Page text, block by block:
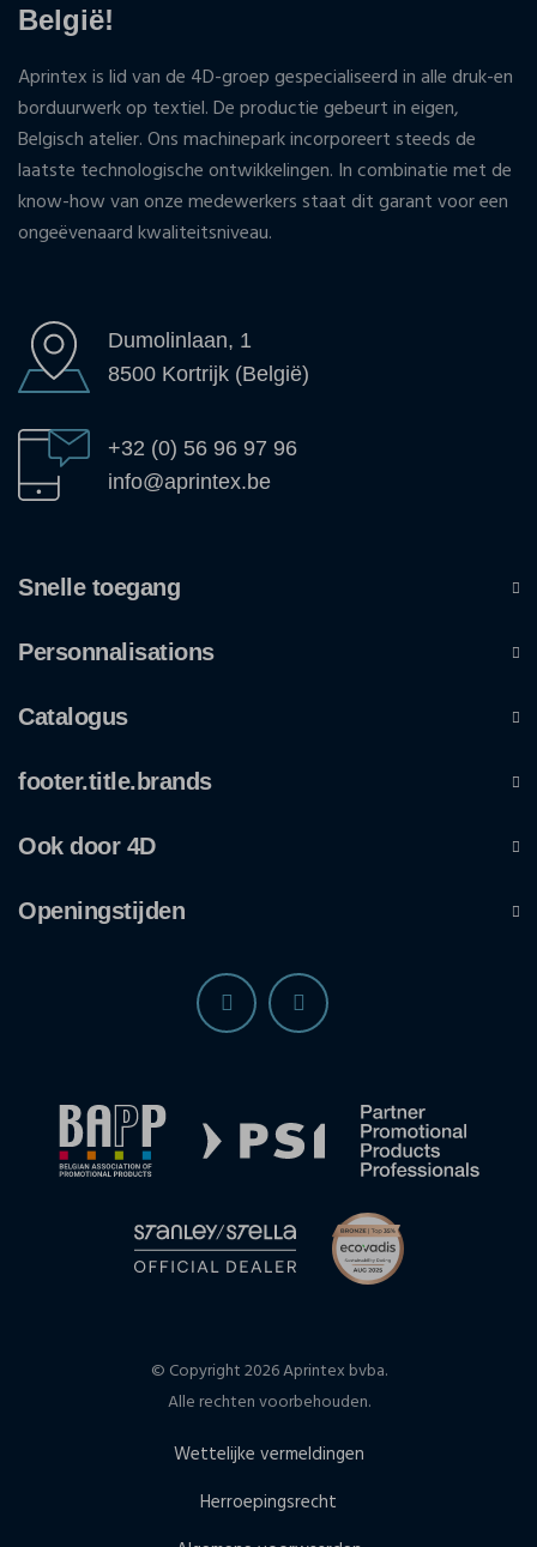
België!
Aprintex is lid van de 4D-groep gespecialiseerd in alle druk-en
borduurwerk op textiel. De productie gebeurt in eigen,
Belgisch atelier. Ons machinepark incorporeert steeds de
laatste technologische ontwikkelingen. In combinatie met de
know-how van onze medewerkers staat dit garant voor een
ongeëvenaard kwaliteitsniveau.
Dumolinlaan, 1
8500 Kortrijk (België)
+32 (0) 56 96 97 96
info@aprintex.be
Snelle toegang
Personnalisations
Catalogus
footer.title.brands
Ook door 4D
Openingstijden
© Copyright 2026 Aprintex bvba.
Alle rechten voorbehouden.
Wettelijke vermeldingen
Herroepingsrecht